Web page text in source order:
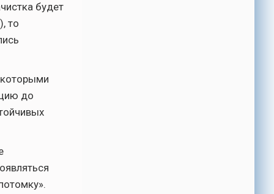
будет
то
которыми
до